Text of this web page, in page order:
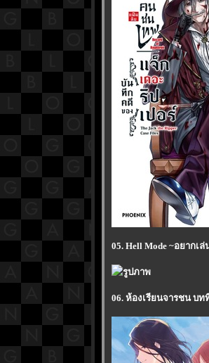
05. Hell Mode ~อยากเ
06. ห้องเรียนจารชน บท